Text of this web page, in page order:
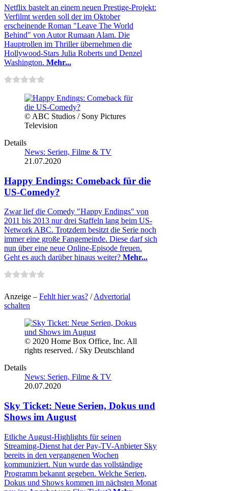
Netflix bastelt an einem neuen Prestige-Projekt:
Verfilmt werden soll der im Oktober
erscheinende Roman "Leave The World
Behind" von Autor Rumaan Alam. Die
Hauptrollen im Thriller übernehmen die
Hollywood-Stars Julia Roberts und Denzel
Washington. Mehr...
© ABC Studios / Sony Pictures
Television
Details
News: Serien, Filme & TV
21.07.2020
Happy Endings: Comeback für die
US-Comedy?
Zwar lief die Comedy "Happy Endings" von
2011 bis 2013 nur drei Staffeln lang beim US-
Network ABC. Trotzdem besitzt die Serie noch
immer eine große Fangemeinde. Diese darf sich
nun über eine neue Online-Episode freuen.
Geht es auch darüber hinaus weiter? Mehr...
Anzeige – Fehlt hier was? /Advertorial
schalten
© 2020 Home Box Office, Inc. All
rights reserved. / Sky Deutschland
Details
News: Serien, Filme & TV
20.07.2020
Sky Ticket: Neue Serien, Dokus und
Shows im August
Etliche August-Highlights für seinen
Streaming-Dienst hat der Pay-TV-Anbieter Sky
bereits in den vergangenen Wochen
kommuniziert. Nun wurde das vollständige
Programm bekannt gegeben. Welche Serien,
Dokus und Shows kommen im nächsten Monat